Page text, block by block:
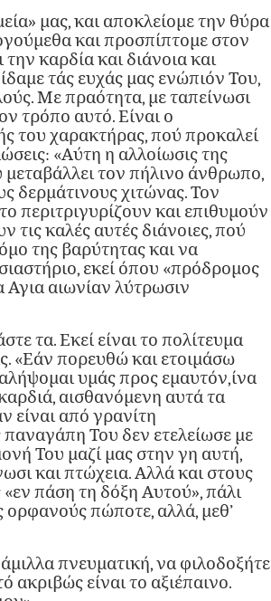
μας, και αποκλείομε την θύρα
και προσπίπτομε στον
καρδία και διάνοια και
τάς ευχάς μας ενώπιόν Του,
Με πραότητα, με ταπείνωσι
τρόπο αυτό. Είναι ο
του χαρακτήρας, πού προκαλεί
«Αύτη η αλλοίωσις της
μεταβάλλει τον πήλινο άνθρωπο,
δερμάτινους χιτώνας. Τον
περιτριγυρίζουν και επιθυμούν
καλές αυτές διάνοιες, πού
της βαρύτητας και να
εκεί όπου «πρόδρομος
Αγια αιωνίαν λύτρωσιν
τα. Εκεί είναι το πολίτευμα
«Εάν πορευθώ και ετοιμάσω
υμάς προς εμαυτόν,ίνα
αισθανόμενη αυτά τα
είναι από γρανίτη
Του δεν ετελείωσε με
Του μαζί μας στην γη αυτή,
και πτώχεια. Αλλά και στους
πάση τη δόξη Αυτού», πάλι
ορφανούς πώποτε, αλλά, μεθ’
πνευματική, να φιλοδοξήτε
ακριβώς είναι το αξιέπαινο.